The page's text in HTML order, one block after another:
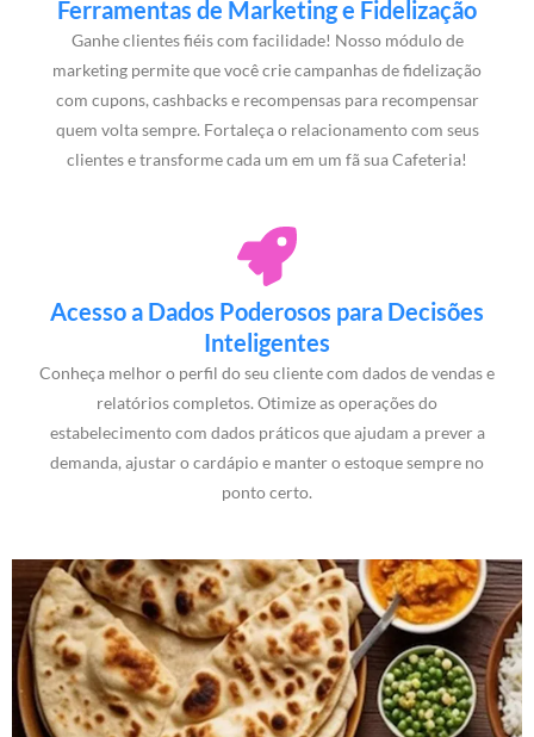
Ferramentas de Marketing e Fidelização
Ganhe clientes fiéis com facilidade! Nosso módulo de
marketing permite que você crie campanhas de fidelização
com cupons, cashbacks e recompensas para recompensar
quem volta sempre. Fortaleça o relacionamento com seus
clientes e transforme cada um em um fã sua Cafeteria!
Acesso a Dados Poderosos para Decisões
Inteligentes
Conheça melhor o perfil do seu cliente com dados de vendas e
relatórios completos. Otimize as operações do
estabelecimento com dados práticos que ajudam a prever a
demanda, ajustar o cardápio e manter o estoque sempre no
ponto certo.